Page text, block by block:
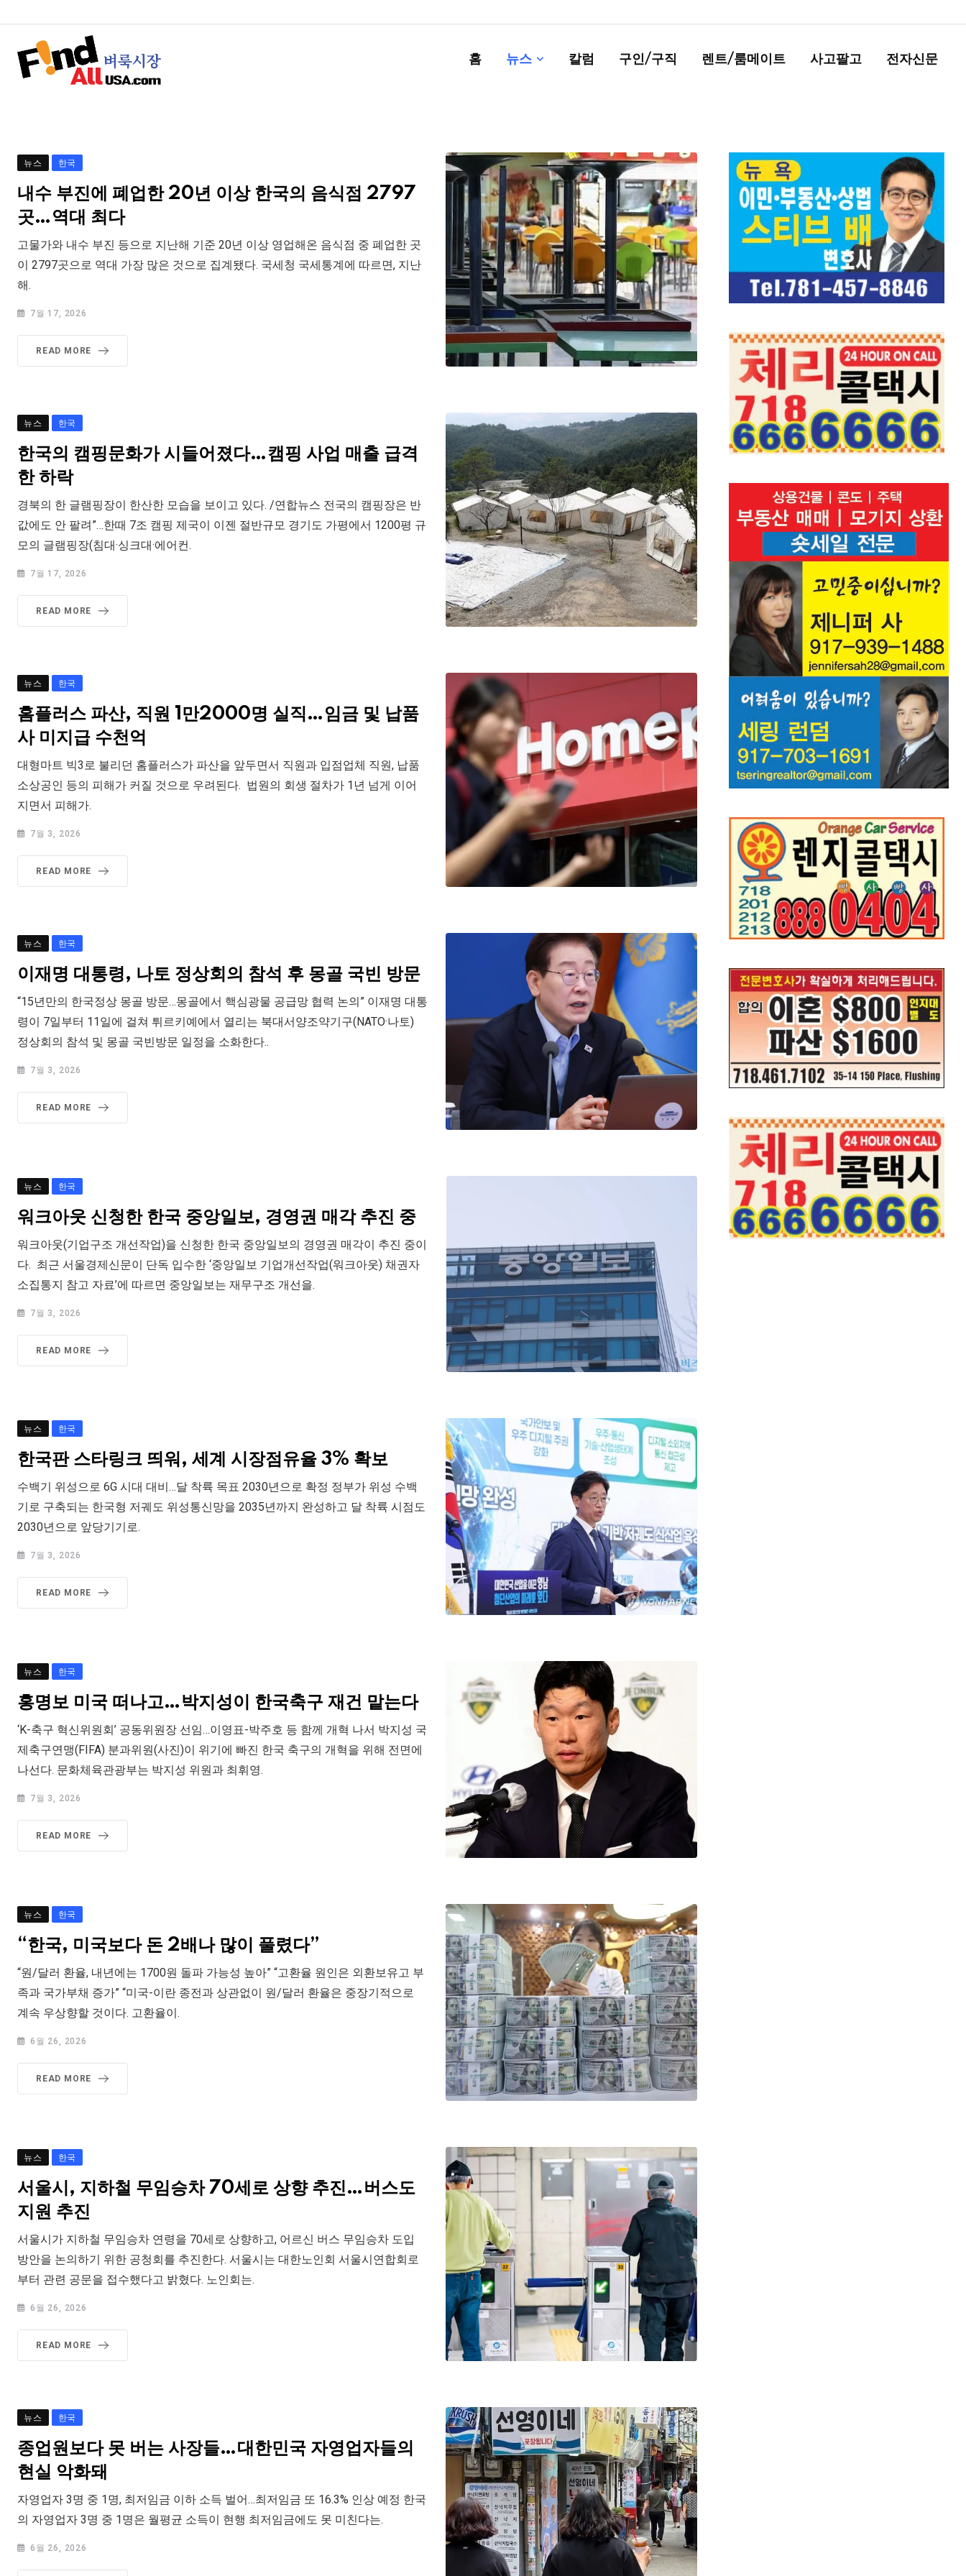
홈 뉴스 칼럼 구인/구직 렌트/룸메이트 사고팔고 전자신문
뉴스 한국
내수 부진에 폐업한 20년 이상 한국의 음식점 2797
곳…역대 최다
고물가와 내수 부진 등으로 지난해 기준 20년 이상 영업해온 음식점 중 폐업한 곳
이 2797곳으로 역대 가장 많은 것으로 집계됐다. 국세청 국세통계에 따르면, 지난
해.
7월 17, 2026
READ MORE
뉴스 한국
한국의 캠핑문화가 시들어졌다…캠핑 사업 매출 급격
한 하락
경북의 한 글램핑장이 한산한 모습을 보이고 있다. /연합뉴스 전국의 캠핑장은 반
값에도 안 팔려”…한때 7조 캠핑 제국이 이젠 절반규모 경기도 가평에서 1200평 규
모의 글램핑장(침대·싱크대·에어컨.
7월 17, 2026
READ MORE
뉴스 한국
홈플러스 파산, 직원 1만2000명 실직…임금 및 납품
사 미지급 수천억
대형마트 빅3로 불리던 홈플러스가 파산을 앞두면서 직원과 입점업체 직원, 납품
소상공인 등의 피해가 커질 것으로 우려된다. 법원의 회생 절차가 1년 넘게 이어
지면서 피해가.
7월 3, 2026
READ MORE
뉴스 한국
이재명 대통령, 나토 정상회의 참석 후 몽골 국빈 방문
“15년만의 한국정상 몽골 방문…몽골에서 핵심광물 공급망 협력 논의” 이재명 대통
령이 7일부터 11일에 걸쳐 튀르키예에서 열리는 북대서양조약기구(NATO·나토)
정상회의 참석 및 몽골 국빈방문 일정을 소화한다..
7월 3, 2026
READ MORE
뉴스 한국
워크아웃 신청한 한국 중앙일보, 경영권 매각 추진 중
워크아웃(기업구조 개선작업)을 신청한 한국 중앙일보의 경영권 매각이 추진 중이
다. 최근 서울경제신문이 단독 입수한 ‘중앙일보 기업개선작업(워크아웃) 채권자
소집통지 참고 자료’에 따르면 중앙일보는 재무구조 개선을.
7월 3, 2026
READ MORE
뉴스 한국
한국판 스타링크 띄워, 세계 시장점유율 3% 확보
수백기 위성으로 6G 시대 대비…달 착륙 목표 2030년으로 확정 정부가 위성 수백
기로 구축되는 한국형 저궤도 위성통신망을 2035년까지 완성하고 달 착륙 시점도
2030년으로 앞당기기로.
7월 3, 2026
READ MORE
뉴스 한국
홍명보 미국 떠나고…박지성이 한국축구 재건 맡는다
‘K-축구 혁신위원회’ 공동위원장 선임…이영표-박주호 등 함께 개혁 나서 박지성 국
제축구연맹(FIFA) 분과위원(사진)이 위기에 빠진 한국 축구의 개혁을 위해 전면에
나선다. 문화체육관광부는 박지성 위원과 최휘영.
7월 3, 2026
READ MORE
뉴스 한국
“한국, 미국보다 돈 2배나 많이 풀렸다”
“원/달러 환율, 내년에는 1700원 돌파 가능성 높아” “고환율 원인은 외환보유고 부
족과 국가부채 증가” “미국-이란 종전과 상관없이 원/달러 환율은 중장기적으로
계속 우상향할 것이다. 고환율이.
6월 26, 2026
READ MORE
뉴스 한국
서울시, 지하철 무임승차 70세로 상향 추진…버스도
지원 추진
서울시가 지하철 무임승차 연령을 70세로 상향하고, 어르신 버스 무임승차 도입
방안을 논의하기 위한 공청회를 추진한다. 서울시는 대한노인회 서울시연합회로
부터 관련 공문을 접수했다고 밝혔다. 노인회는.
6월 26, 2026
READ MORE
뉴스 한국
종업원보다 못 버는 사장들…대한민국 자영업자들의
현실 악화돼
자영업자 3명 중 1명, 최저임금 이하 소득 벌어…최저임금 또 16.3% 인상 예정 한국
의 자영업자 3명 중 1명은 월평균 소득이 현행 최저임금에도 못 미친다는.
6월 26, 2026